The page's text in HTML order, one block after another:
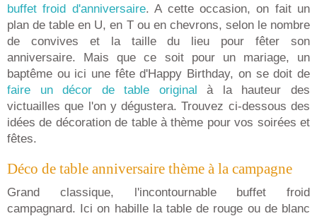
buffet froid d'anniversaire. A cette occasion, on fait un
plan de table en U, en T ou en chevrons, selon le nombre
de convives et la taille du lieu pour fêter son
anniversaire. Mais que ce soit pour un mariage, un
baptême ou ici une fête d'Happy Birthday, on se doit de
faire un décor de table original à la hauteur des
victuailles que l'on y dégustera. Trouvez ci-dessous des
idées de décoration de table à thème pour vos soirées et
fêtes.
Déco de table anniversaire thème à la campagne
Grand classique, l'incontournable buffet froid
campagnard. Ici on habille la table de rouge ou de blanc